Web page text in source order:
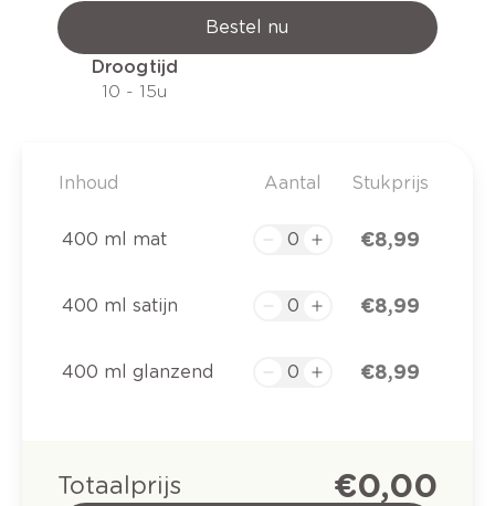
Bestel nu
Droogtijd
10 - 15u
Inhoud Aantal Stukprijs
400 ml mat € 8,99
400 ml satijn € 8,99
400 ml glanzend € 8,99
Totaalprijs € 0,00